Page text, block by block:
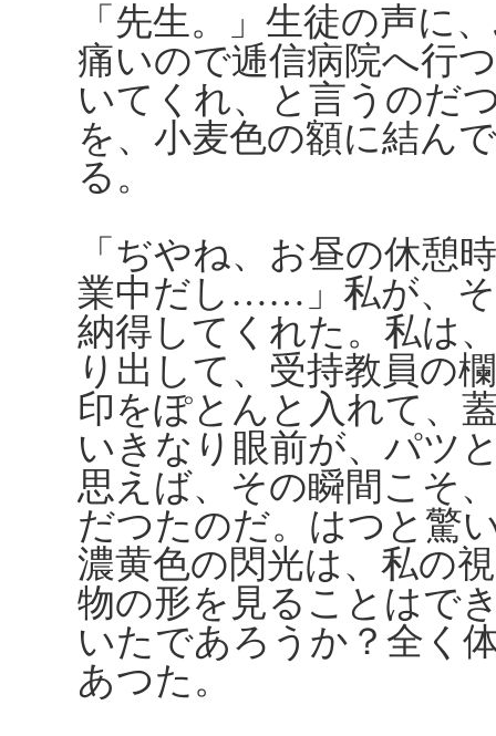
「先生。」生徒の声に
痛いので逓信病院へ行
いてくれ、と言うのだ
を、小麦色の額に結ん
る。
「ぢやね、お昼の休憩
業中だし……」私が、そ
納得してくれた。私は
り出して、受持教員の
印をぽとんと入れて、
いきなり眼前が、パツ
思えば、その瞬間こそ
だつたのだ。はつと驚
濃黄色の閃光は、私の
物の形を見ることはで
いたであろうか？全く
あつた。